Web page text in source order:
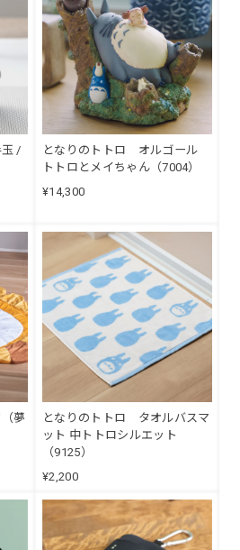
/
となりのトトロ オルゴール
トトロとメイちゃん（7004）
¥14,300
夢
となりのトトロ タオルバスマ
ット 中トトロシルエット
（9125）
¥2,200